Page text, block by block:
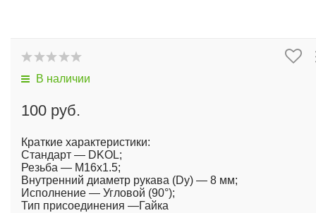
В наличии
100 руб.
Краткие характеристики:
Стандарт — DKOL;
Резьба — M16x1.5;
Внутренний диаметр рукава (Dy) — 8 мм;
Исполнение — Угловой (90°);
Тип присоединения —Гайка